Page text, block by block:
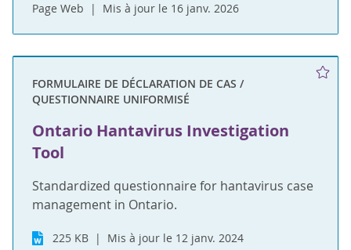
Page Web Mis à jour le 16 janv. 2026
FORMULAIRE DE DÉCLARATION DE CAS /
QUESTIONNAIRE UNIFORMISÉ
Ontario Hantavirus Investigation
Tool
Standardized questionnaire for hantavirus case
management in Ontario.
225 KB Mis à jour le 12 janv. 2024